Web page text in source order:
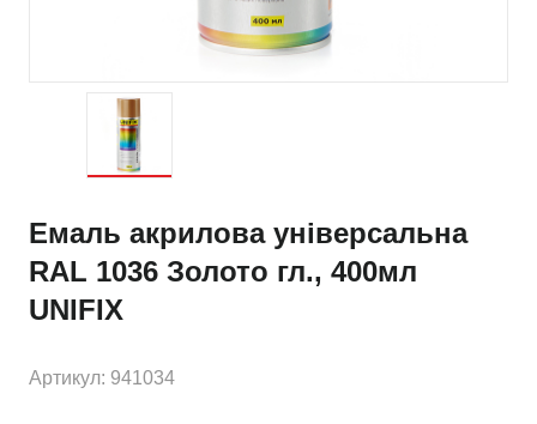
Емаль акрилова універсальна
RAL 1036 Золото гл., 400мл
UNIFIX
Артикул: 941034